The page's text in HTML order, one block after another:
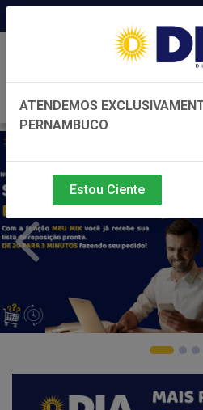
ATENDEMOS
PERNAMBUCO
Estou Ciente